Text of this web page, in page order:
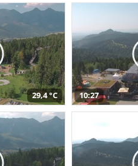
29,4 °C 10:27